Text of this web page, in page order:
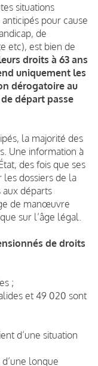
situations
pour cause
de
etc), est bien de
droits à 63 ans
uniquement les
dérogatoire au
départ passe
la majorité des
Une information à
des fois que ses
les dossiers de la
départs
de manœuvre
sur l’âge légal.
de droits
;
et 49 020 sont
d’une situation
longue